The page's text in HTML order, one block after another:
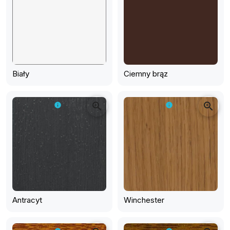
Biały Ciemny brąz
info zoom_in
Antracyt
info zoom_in
Winchester